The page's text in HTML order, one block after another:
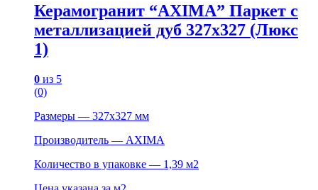
Керамогранит “AXIMA” Паркет с
металлизацией дуб 327х327 (Люкс
1)
0 из 5
(0)
Размеры — 327х327 мм
Производитель — AXIMA
Количество в упаковке — 1,39 м2